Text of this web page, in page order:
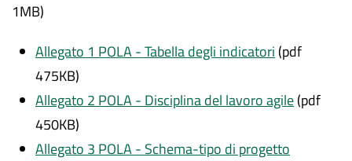
1MB)
Allegato 1 POLA - Tabella degli indicatori (pdf
475KB)
Allegato 2 POLA - Disciplina del lavoro agile(pdf
450KB)
Allegato 3 POLA - Schema-tipo di progetto